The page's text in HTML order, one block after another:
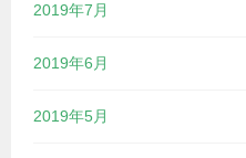
2019年7月
2019年6月
2019年5月